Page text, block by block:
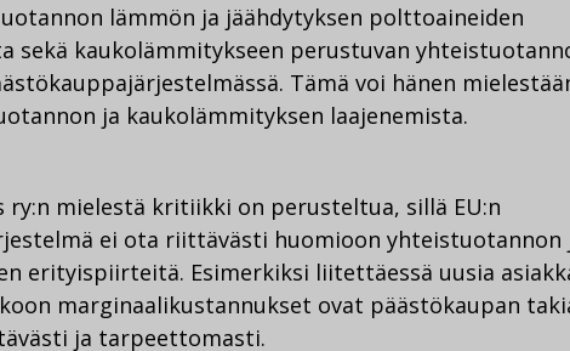
lämmön ja jäähdytyksen polttoaineiden
sekä kaukolämmitykseen perustuvan
Tämä voi hänen
ja kaukolämmityksen laajenemista.
ry:n mielestä kritiikki on perusteltua, sillä EU:n
ei ota riittävästi huomioon yhteistuotannon
erityispiirteitä. Esimerkiksi liitettäessä uusia
marginaalikustannukset ovat päästökaupan
ja tarpeettomasti.